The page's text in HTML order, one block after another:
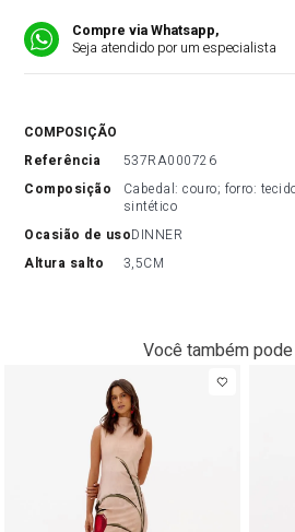
Compre via Whatsapp,
Seja atendido por um especialista
COMPOSIÇÃO
referência
537RA000726
composição
Cabedal: couro; forro:
sintético
ocasião de usoDINNER
altura salto
3,5CM
Você também